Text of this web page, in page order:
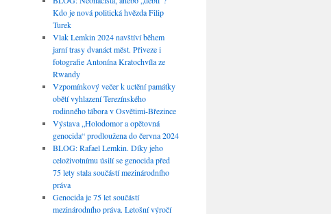
Kdo je nová politická hvězda Filip
Turek
Vlak Lemkin 2024 navštíví během
jarní trasy dvanáct měst. Přiveze i
fotografie Antonína Kratochvíla ze
Rwandy
Vzpomínkový večer k uctění památky
obětí vyhlazení Terezínského
rodinného tábora v Osvětimi-Březince
Výstava „Holodomor a opětovná
genocida“ prodloužena do června 2024
BLOG: Rafael Lemkin. Díky jeho
celoživotnímu úsilí se genocida před
75 lety stala součástí mezinárodního
práva
Genocida je 75 let součástí
mezinárodního práva. Letošní výročí